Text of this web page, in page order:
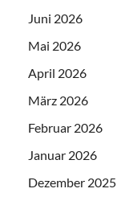
Juni 2026
Mai 2026
April 2026
März 2026
Februar 2026
Januar 2026
Dezember 2025